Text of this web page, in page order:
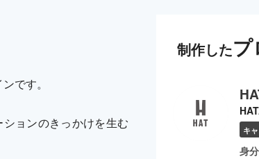
です。
ョンのきっかけを生む
制作したプ
キ
身